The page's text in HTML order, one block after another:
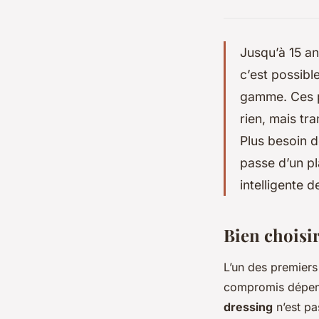
Jusqu’à 15
c’est
gamme.
rien, mais
Plus besoin
passe d’un
intelligente
Bien
L’un des
compromis
dressing n’est